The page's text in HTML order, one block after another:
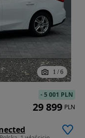
1 / 6
-5 001 PLN
29 899 PLN